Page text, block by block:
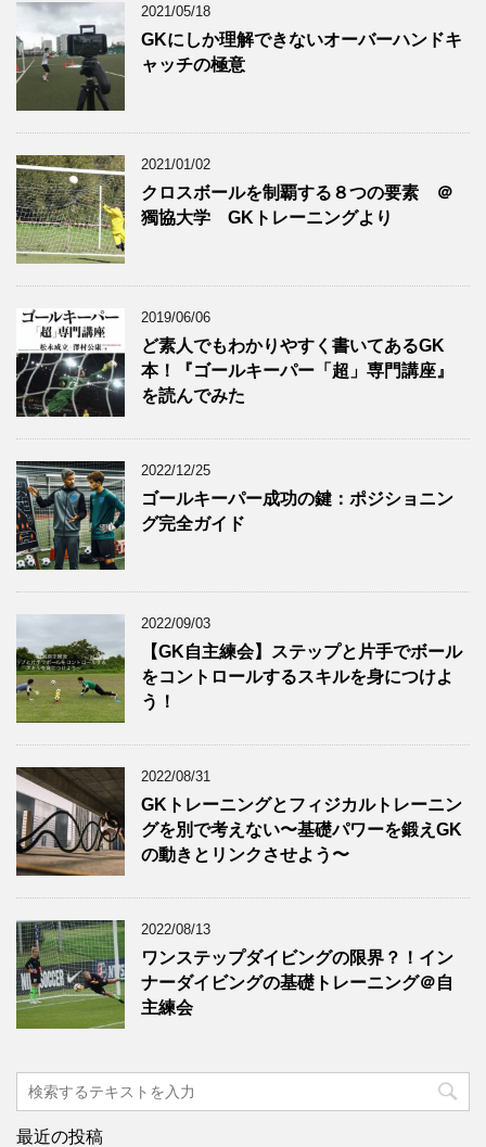
2021/05/18
GKにしか理解できないオーバーハンドキ
ャッチの極意
2021/01/02
クロスボールを制覇する８つの要素 ＠
獨協大学 GKトレーニングより
2019/06/06
ど素人でもわかりやすく書いてあるGK
本！『ゴールキーパー「超」専門講座』
を読んでみた
2022/12/25
ゴールキーパー成功の鍵：ポジショニン
グ完全ガイド
2022/09/03
【GK自主練会】ステップと片手でボール
をコントロールするスキルを身につけよ
う！
2022/08/31
GKトレーニングとフィジカルトレーニン
グを別で考えない〜基礎パワーを鍛えGK
の動きとリンクさせよう〜
2022/08/13
ワンステップダイビングの限界？！イン
ナーダイビングの基礎トレーニング＠自
主練会
最近の投稿